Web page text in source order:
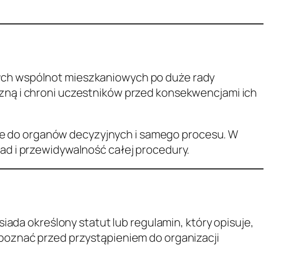
wspólnot mieszkaniowych po duże rady
i chroni uczestników przed konsekwencjami ich
organów decyzyjnych i samego procesu. W
i przewidywalność całej procedury.
określony statut lub regulamin, który opisuje,
przed przystąpieniem do organizacji